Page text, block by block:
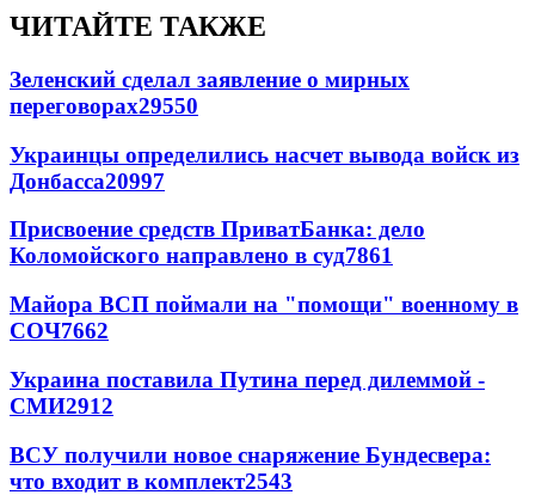
ЧИТАЙТЕ ТАКЖЕ
Зеленский сделал заявление о мирных
переговорах29550
Украинцы определились насчет вывода войск из
Донбасса20997
Присвоение средств ПриватБанка: дело
Коломойского направлено в суд7861
Майора ВСП поймали на "помощи" военному в
СОЧ7662
Украина поставила Путина перед дилеммой -
СМИ2912
ВСУ получили новое снаряжение Бундесвера:
что входит в комплект2543